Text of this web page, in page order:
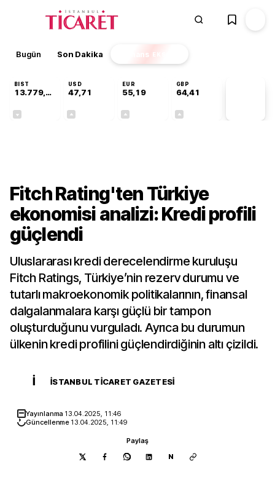
Bugün Son Dakika Finans EKSTRA
BIST
13.779,39
USD
47,71
EUR
55,19
GBP
64,41
Fitch Rating'ten Türkiye
ekonomisi analizi: Kredi profili
güçlendi
Uluslararası kredi derecelendirme kuruluşu
Fitch Ratings, Türkiye’nin rezerv durumu ve
tutarlı makroekonomik politikalarının, finansal
dalgalanmalara karşı güçlü bir tampon
oluşturduğunu vurguladı. Ayrıca bu durumun
ülkenin kredi profilini güçlendirdiğinin altı çizildi.
İ İSTANBUL TICARET GAZETESI
Yayınlanma 13.04.2025, 11:46
Güncellenme 13.04.2025, 11:49
Paylaş
N